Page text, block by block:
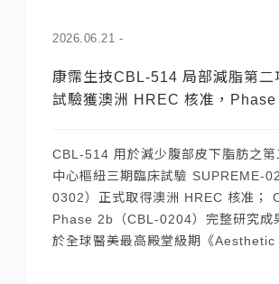
2026.06.21 -
康霈生技CBL-514 局部減脂第二
試驗獲澳洲 HREC 核准，
CBL-514 用於減少腹部皮下脂肪之第
中心樞紐三期臨床試驗 SUPREME-
0302）正式取得澳洲 HREC 核准；
Phase 2b（CBL-0204）完整研究成
於全球醫美最高殿堂級期《Aesthetic